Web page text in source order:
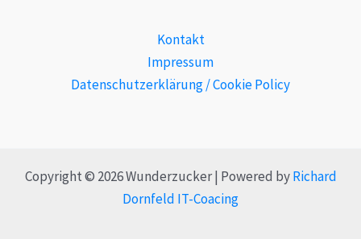
Kontakt
Impressum
Datenschutzerklärung / Cookie Policy
Copyright © 2026 Wunderzucker | Powered byRichard
Dornfeld IT-Coacing